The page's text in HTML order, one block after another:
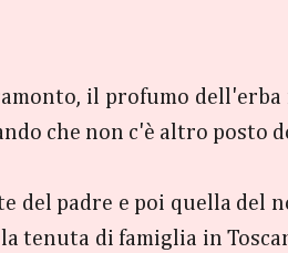
il profumo dell'erba
che non c'è altro posto
del padre e poi quella del
tenuta di famiglia in